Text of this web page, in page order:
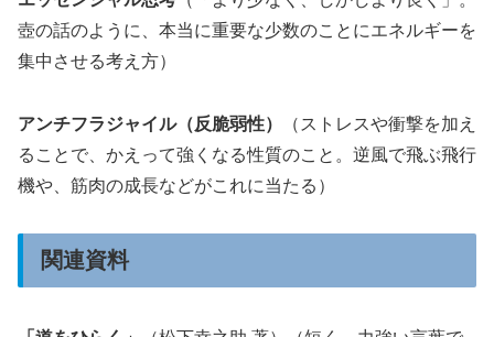
壺の話のように、本当に重要な少数のことにエネルギーを
集中させる考え方）
アンチフラジャイル（反脆弱性）
（ストレスや衝撃を加え
ることで、かえって強くなる性質のこと。逆風で飛ぶ飛行
機や、筋肉の成長などがこれに当たる）
関連資料